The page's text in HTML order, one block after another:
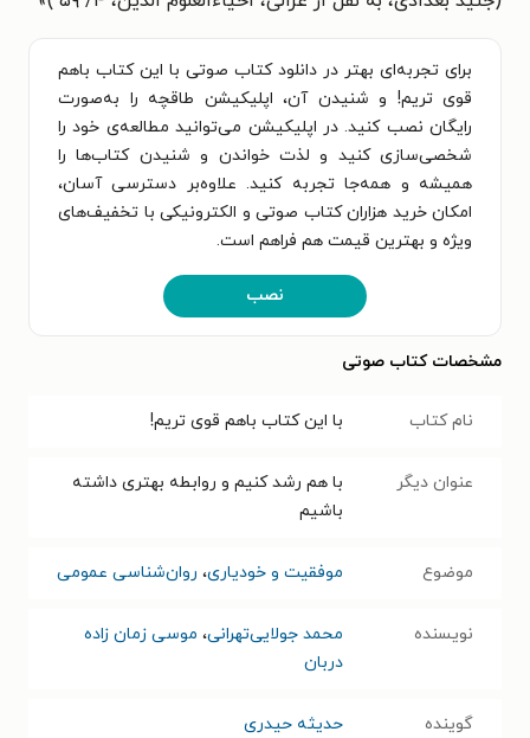
برای تجربه‌ای بهتر در دانلود کتاب صوتی با این کتاب باهم
قوی تریم! و شنیدن آن، اپلیکیشن طاقچه را به‌صورت
رایگان نصب کنید. در اپلیکیشن می‌توانید مطالعه‌ی خود را
شخصی‌سازی کنید و لذت خواندن و شنیدن کتاب‌ها را
همیشه و همه‌جا تجربه کنید. علاوه‌بر دسترسی آسان،
امکان خرید هزاران کتاب صوتی و الکترونیکی با تخفیف‌های
ویژه و بهترین قیمت هم فراهم است.
نصب
مشخصات کتاب صوتی
نام کتاب با این کتاب باهم قوی تریم!
عنوان دیگر
با هم رشد کنیم و روابطه بهتری داشته
باشیم
موضوع موفقیت و خودیاری، روان‌شناسی عمومی
نویسنده محمد جولایی‌تهرانی، موسی زمان زاده
دربان
گوینده حدیثه حیدری